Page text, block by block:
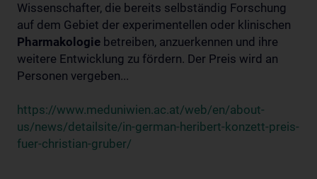
Wissenschafter, die bereits selbständig Forschung
auf dem Gebiet der experimentellen oder klinischen
Pharmakologie betreiben, anzuerkennen und ihre
weitere Entwicklung zu fördern. Der Preis wird an
Personen vergeben...
https://www.meduniwien.ac.at/web/en/about-
us/news/detailsite/in-german-heribert-konzett-preis-
fuer-christian-gruber/